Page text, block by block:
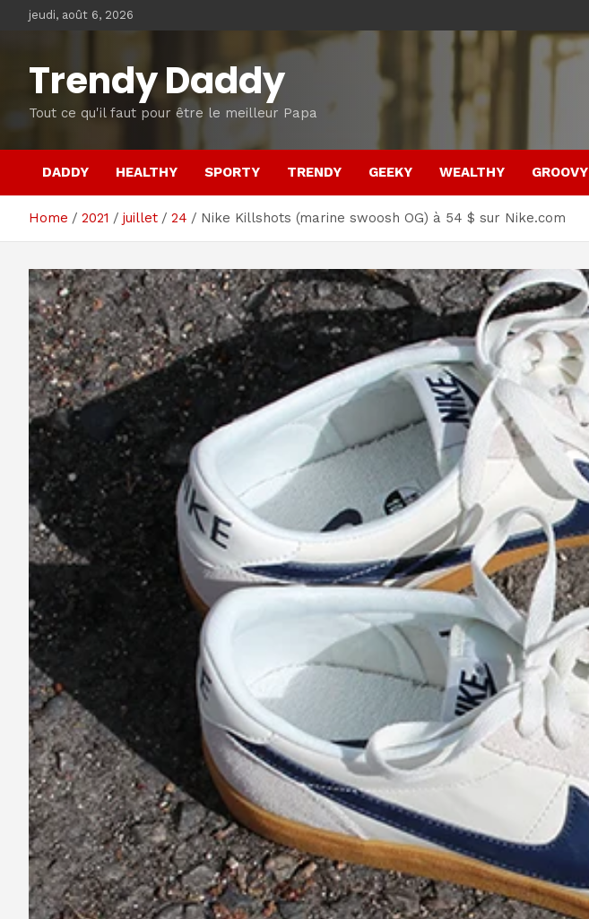
jeudi, août 6, 2026
Trendy Daddy
Tout ce qu'il faut pour être le meilleur Papa
DADDY HEALTHY SPORTY TRENDY GEEKY WEALTHY GROOVY
Home 2021 juillet 24 Nike Killshots (marine swoosh OG) à 54 $ sur Nike.com